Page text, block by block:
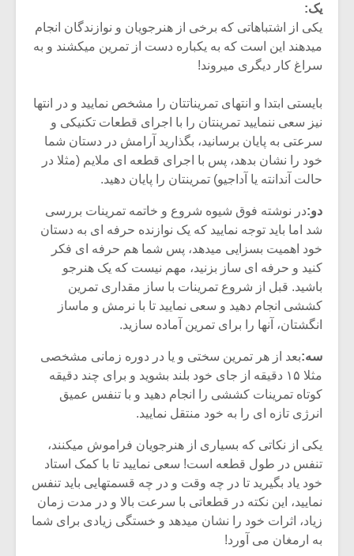
یک:
یکی از اشتباهاتی که برخی از هنرجویان و نوازندگان انجام
میدهند این است که به یکباره دست از تمرین میکشند و به
سراغ کار دیگری میروند!
بایستی ابتدا و انتهای تمریناتتان را مشخص نمایید و در انتها
نیز سعی ننمایید تمرینتان را با اجرای قطعات تکنیکی و
سرعتی به پایان برسانید، بگذارید آرامش در دستان شما
خود را نشان بدهد، پس با اجرای قطعه ای ملایم (مثلا در
حالت آندانته یا آداجیو) تمرینتان را پایان دهید.
دو:در نوشته فوق شیوه شروع و خاتمه تمرینات بررسی
شد اما باید توجه نمایید که یک نوازنده حرفه ای به دستان
خود اهمیت بسزایی میدهد، پس شما هم حرفه ای فکر
کنید و حرفه ای ساز بزنید، مهم نیست که یک هنرجو
باشید. قبل از شروع تمرینات با ساز مقداری تمرین
کششی انجام دهید و سعی نمایید تا با نرمش و ماساز
انگشتان، آنها را برای تمرین آماده سازید.
سه:بعد از هر تمرین سختی و یا در دوره زمانی مشخصی
مثلا ۱۵ دقیقه از جای خود بلند بشوید و برای چند دقیقه
کوتاه تمرینات کششی را انجام دهید و با تنفس عمیق
انرژی تازه ای را به خود منتقل نمایید.
یکی از نکاتی که بسیاری از هنرجویان فراموش میکنند،
تنفس در طول قطعه است! سعی نمایید تا با کمک استاد
خود یاد بگیرید تا در چه وقت و در چه قسمتهایی باید تنفس
نمایید، این نکته در قطعاتی با سرعت بالا و در مدت زمان
زیاد، اثرات خود را نشان میدهد و خستگی زیادی برای شما
به ارمغان می آورد!
میکلوش روژا
یادداشتی بر موسیقی
متن فیلم «متری
شیش و نیم»
اگر نمی توانی
بدنام ترین باش
موریس ژار
موسیقی